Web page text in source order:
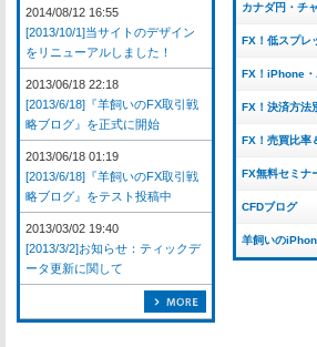
カナダ円・チ
FX！低スプレ
FX！iPhone
FX！決済方法
FX！売買比率
FX無料セミナ
CFDブログ
羊飼いの
2014/08/12 16:55
[2013/10/1]当サイトのデザイン
をリニューアルしました！
2013/06/18 22:18
[2013/6/18]『羊飼いのFX取引戦
略ブログ』を正式に開始
2013/06/18 01:19
[2013/6/18]『羊飼いのFX取引戦
略ブログ』をテスト投稿中
2013/03/02 19:40
[2013/3/2]お知らせ：ティックデ
ータ更新に関して